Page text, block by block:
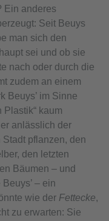
Ein anderes
Seit Beuys
man sich den
sei und ob sie
nach oder durch die
zudem an einem
Beuys’ im Sinne
Plastik“ kaum
anlässlich der
pflanzen, den
den letzten
Bäumen – und
– ein
wie der Fettecke,
zu erwarten: Sie